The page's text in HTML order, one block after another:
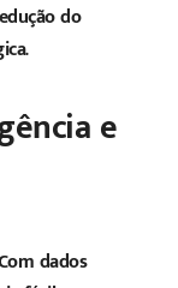
do
e
dados